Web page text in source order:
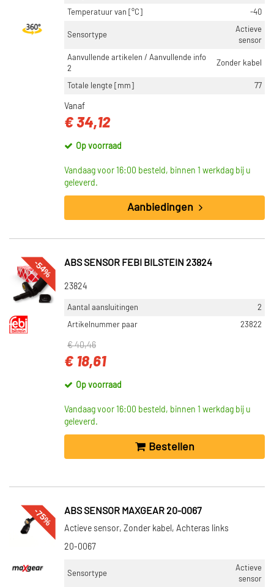
Temperatuur van [°C]
-40
Sensortype
Actieve
sensor
Aanvullende artikelen / Aanvullende info
2
Zonder kabel
Totale lengte [mm] 77
Vanaf
€ 34,12
Op voorraad
Vandaag voor 16:00 besteld, binnen 1 werkdag bij u
geleverd.
Aanbiedingen
-54% ABS SENSOR FEBI BILSTEIN 23824
23824
Aantal aansluitingen
2
Artikelnummer paar
23822
€ 40,46
€ 18,61
Op voorraad
Vandaag voor 16:00 besteld, binnen 1 werkdag bij u
geleverd.
Bestellen
-75% ABS SENSOR MAXGEAR 20-0067
Actieve sensor, Zonder kabel, Achteras links
20-0067
Sensortype
Actieve
sensor